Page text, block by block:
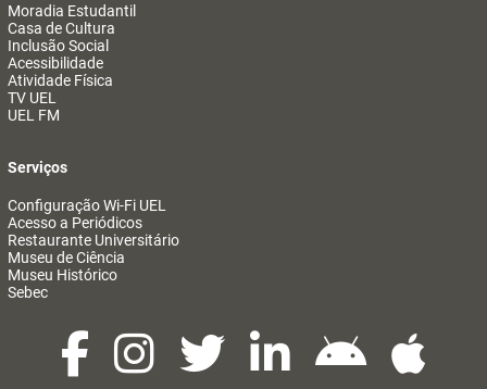
Moradia Estudantil
Casa de Cultura
Inclusão Social
Acessibilidade
Atividade Física
TV UEL
UEL FM
Serviços
Configuração Wi-Fi UEL
Acesso a Periódicos
Restaurante Universitário
Museu de Ciência
Museu Histórico
Sebec